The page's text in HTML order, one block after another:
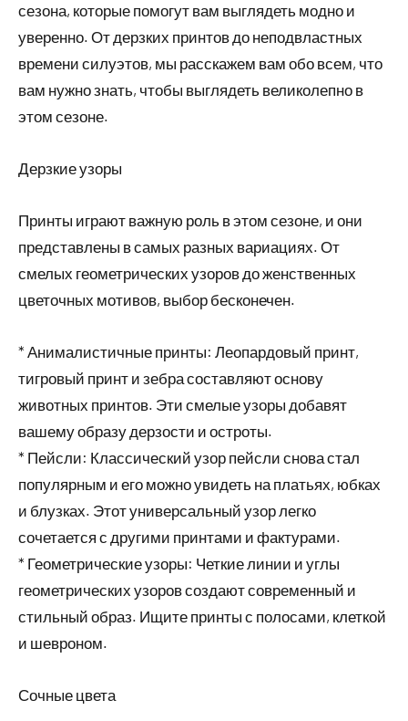
сезона, которые помогут вам выглядеть модно и
уверенно. От дерзких принтов до неподвластных
времени силуэтов, мы расскажем вам обо всем, что
вам нужно знать, чтобы выглядеть великолепно в
этом сезоне.
Дерзкие узоры
Принты играют важную роль в этом сезоне, и они
представлены в самых разных вариациях. От
смелых геометрических узоров до женственных
цветочных мотивов, выбор бесконечен.
* Анималистичные принты: Леопардовый принт,
тигровый принт и зебра составляют основу
животных принтов. Эти смелые узоры добавят
вашему образу дерзости и остроты.
* Пейсли: Классический узор пейсли снова стал
популярным и его можно увидеть на платьях, юбках
и блузках. Этот универсальный узор легко
сочетается с другими принтами и фактурами.
* Геометрические узоры: Четкие линии и углы
геометрических узоров создают современный и
стильный образ. Ищите принты с полосами, клеткой
и шевроном.
Сочные цвета